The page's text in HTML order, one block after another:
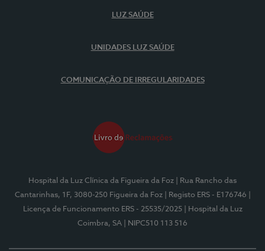
LUZ SAÚDE
UNIDADES LUZ SAÚDE
COMUNICAÇÃO DE IRREGULARIDADES
Hospital da Luz Clínica da Figueira da Foz
| Rua Rancho das
Cantarinhas, 1F, 3080-250 Figueira da Foz
| Registo ERS - E176746
Licença de Funcionamento ERS - 25535/2025
| Hospital da Luz
Coimbra, SA
| NIPC510 113 516